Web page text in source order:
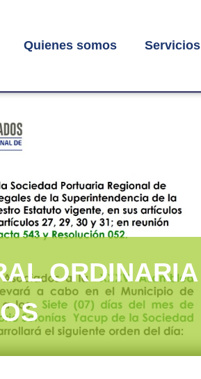
Quienes somos Servicios
ORDINARIA